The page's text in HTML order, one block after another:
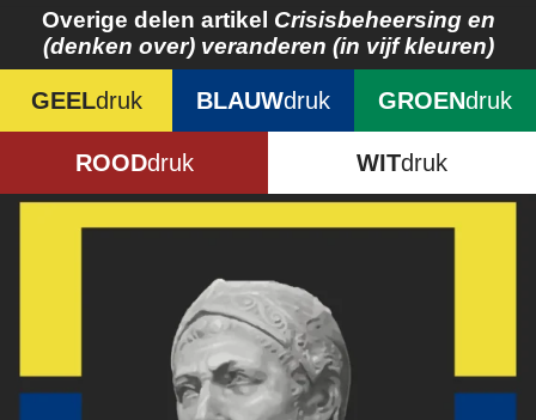
Overige delen artikel Crisisbeheersing en
(denken over) veranderen (in vijf kleuren)
GEELdruk BLAUWdruk GROENdruk
ROODdruk WITdruk